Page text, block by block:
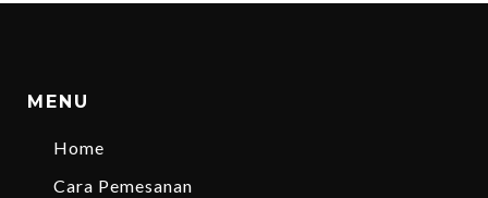
MENU
Home
Cara Pemesanan